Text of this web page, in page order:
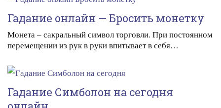
Гадание онлайн — Бросить монетку
Монета – сакральный символ торговли. При постоянном
перемещении из рук в руки впитывает в себя…
Гадание Симболон на сегодня